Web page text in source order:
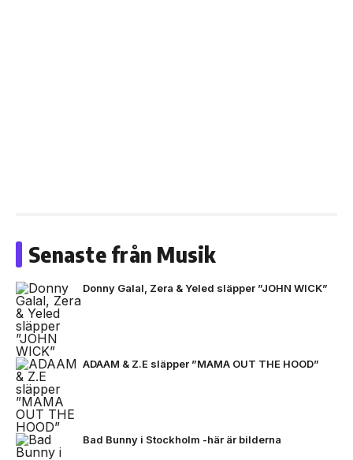
Senaste från Musik
Donny Galal, Zera & Yeled släpper ”JOHN WICK”
ADAAM & Z.E släpper ”MAMA OUT THE HOOD”
Bad Bunny i Stockholm -här är bilderna